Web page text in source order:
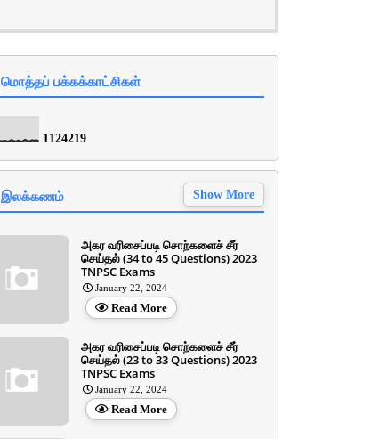
மொத்தப் பக்கக்காட்சிகள்
1124219
இலக்கணம் Show More
அகர வரிசைப்படி சொற்களைச் சீர்
செய்தல் (34 to 45 Questions) 2023
TNPSC Exams
January 22, 2024
Read More
அகர வரிசைப்படி சொற்களைச் சீர்
செய்தல் (23 to 33 Questions) 2023
TNPSC Exams
January 22, 2024
Read More